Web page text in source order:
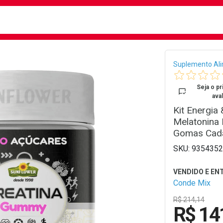
Suplemento
Seja o
Kit Energia
Melatonina
Gomas
Conde Mix
R$ 214,14
R$